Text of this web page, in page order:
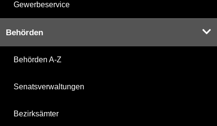
Gewerbeservice
Behörden
Behörden A-Z
Senatsverwaltungen
Bezirksämter